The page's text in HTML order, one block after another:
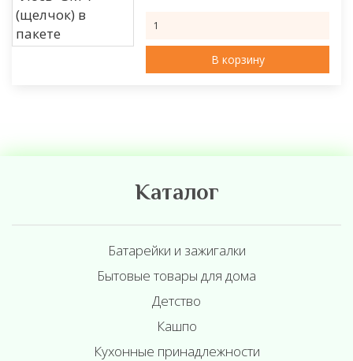
В корзину
Каталог
Батарейки и зажигалки
Бытовые товары для дома
Детство
Кашпо
Кухонные принадлежности